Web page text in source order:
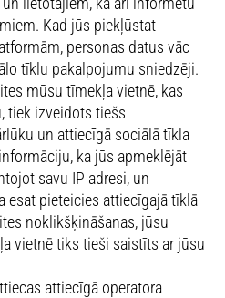
Kad jūs piekļūstat
personas datus vāc
tīklu pakalpojumu sniedzēji.
mūsu tīmekļa vietnē, kas
tiek izveidots tiešs
un attiecīgā sociālā tīkla
ka jūs apmeklējāt
savu IP adresi, un
esat pieteicies attiecīgajā tīklā
noklikšķināšanas, jūsu
vietnē tiks tieši saistīts ar jūsu
attiecīgā operatora